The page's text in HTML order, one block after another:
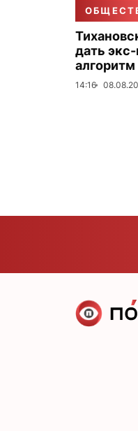
дать
14:16